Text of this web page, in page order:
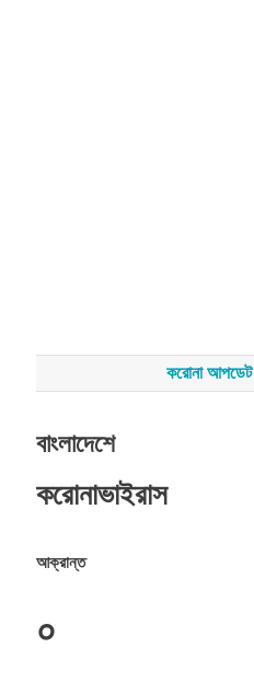
করোনা আপডেট
বাংলাদেশে
করোনাভাইরাস
আক্রান্ত
০